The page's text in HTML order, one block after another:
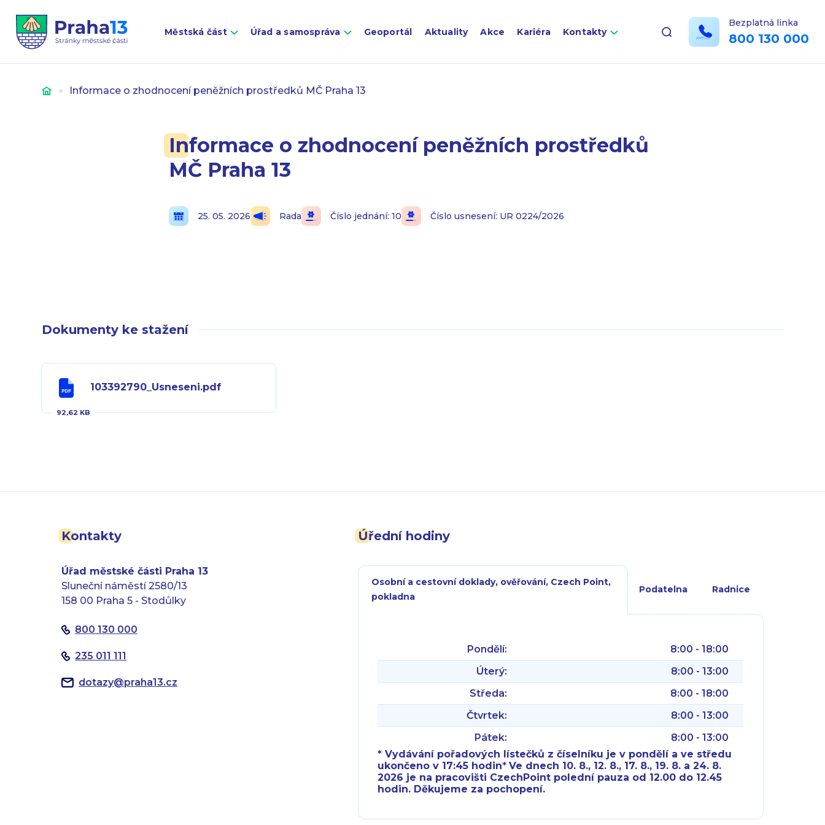
Městská část Úřad a samospráva Geoportál Aktuality Akce Kariéra Kontakty
Bezplatná linka
800 130 000
Úvod Informace o zhodnocení peněžních prostředků MČ Praha 13
Informace o zhodnocení peněžních prostředků
MČ Praha 13
25. 05. 2026 Rada Číslo jednání: 10 Číslo usnesení: UR 0224/2026
Dokumenty ke stažení
103392790_Usneseni.pdf
92,62 KB
Kontakty
Úřad městské části Praha 13
Sluneční náměstí 2580/13
158 00 Praha 5 - Stodůlky
800 130 000
235 011 111
dotazy@praha13.cz
Úřední hodiny
Osobní a cestovní doklady, ověřování, Czech Point,
pokladna
Podatelna Radnice
Pondělí:
8:00 - 18:00
Úterý:
8:00 - 13:00
Středa:
8:00 - 18:00
Čtvrtek:
8:00 - 13:00
Pátek:
8:00 - 13:00
* Vydávání pořadových lístečků z číselníku je v pondělí a ve středu
ukončeno v 17:45 hodin*Ve dnech 10. 8., 12. 8., 17. 8., 19. 8. a 24. 8.
2026 je na pracovišti CzechPoint polední pauza od 12.00 do 12.45
hodin. Děkujeme za pochopení.